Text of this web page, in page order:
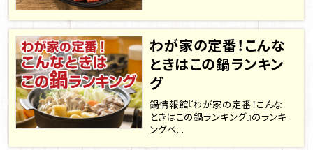
わが家の定番！こんな
ときはこの鍋ランキン
グ
鍋情報館『わが家の定番！こんな
ときはこの鍋ランキング』のランキ
ングベ...